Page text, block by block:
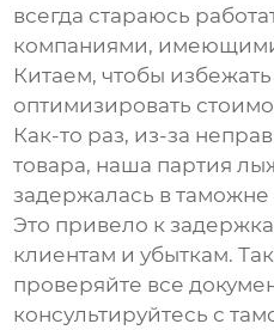
всегда стараюсь
компаниями,
Китаем, чтобы
оптимизировать
Как-то раз, из-за
товара, наша партия
задержалась в
Это привело к
клиентам и убыткам.
проверяйте все
консультируйтесь с